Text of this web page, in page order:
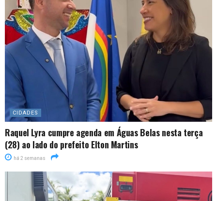
CIDADES
Raquel Lyra cumpre agenda em Águas Belas nesta terça
(28) ao lado do prefeito Elton Martins
há 2 semanas